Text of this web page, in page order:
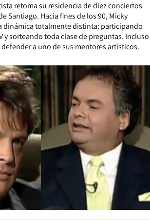
retoma su residencia de diez conciertos
Santiago. Hacia fines de los 90, Micky
dinámica totalmente distinta: participando
y sorteando toda clase de preguntas. Incluso
a uno de sus mentores artísticos.